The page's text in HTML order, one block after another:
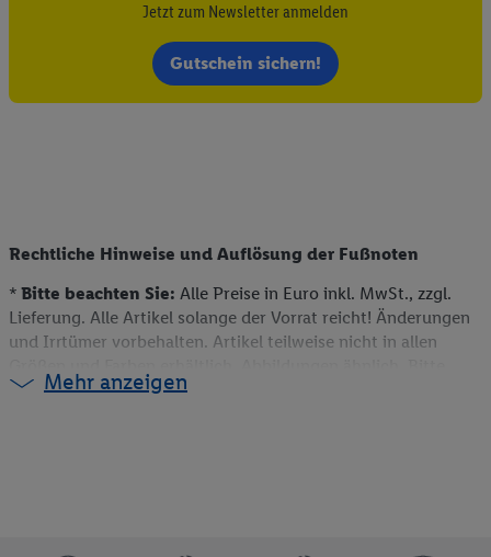
Jetzt zum Newsletter anmelden
Gutschein sichern!
Rechtliche Hinweise und Auflösung der Fußnoten
* Bitte beachten Sie: Alle Preise in Euro inkl. MwSt., zzgl.
Lieferung. Alle Artikel solange der Vorrat reicht! Änderungen
und Irrtümer vorbehalten. Artikel teilweise nicht in allen
beachten Sie, dass wir nur Bestellungen von Kunden mit einer
Mehr anzeigen